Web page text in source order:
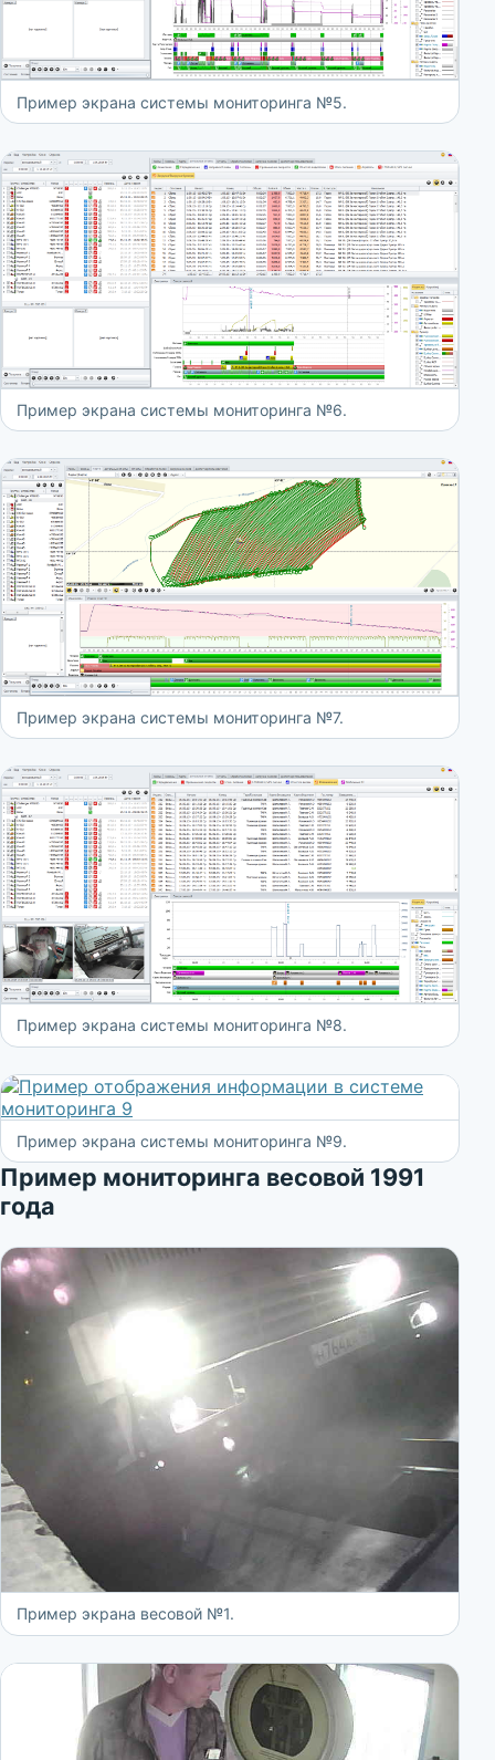
Пример экрана системы мониторинга №5.
Пример экрана системы мониторинга №6.
Пример экрана системы мониторинга №7.
Пример экрана системы мониторинга №8.
Пример экрана системы мониторинга №9.
Пример мониторинга весовой 1991
года
Пример экрана весовой №1.